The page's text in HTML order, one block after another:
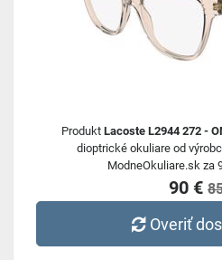
Produkt Lacoste L2944 272 -
dioptrické okuliare od
ModneOkuliare.sk za
90 €
Overiť